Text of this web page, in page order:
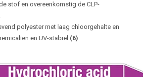
stof en overeenkomstig de CLP-
.
polyester met laag chloorgehalte en
en UV-stabiel (6).